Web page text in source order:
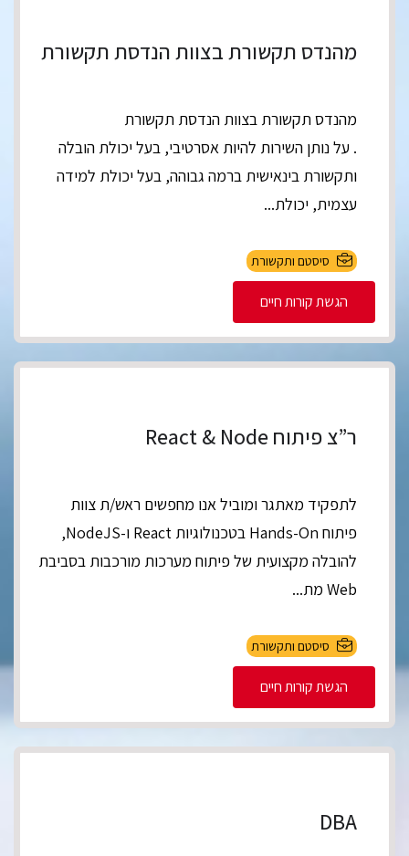
מהנדס תקשורת בצוות הנדסת תקשורת
מהנדס תקשורת בצוות הנדסת תקשורת
. על נותן השירות להיות אסרטיבי, בעל יכולת הובלה
ותקשורת בינאישית ברמה גבוהה, בעל יכולת למידה
עצמית, יכולת...
סיסטם ותקשורת
הגשת קורות חיים
ר”צ פיתוח React & Node
לתפקיד מאתגר ומוביל אנו מחפשים ראש/ת צוות
פיתוח Hands-On בטכנולוגיות React ו-NodeJS,
להובלה מקצועית של פיתוח מערכות מורכבות בסביבת
Web מת...
סיסטם ותקשורת
הגשת קורות חיים
DBA